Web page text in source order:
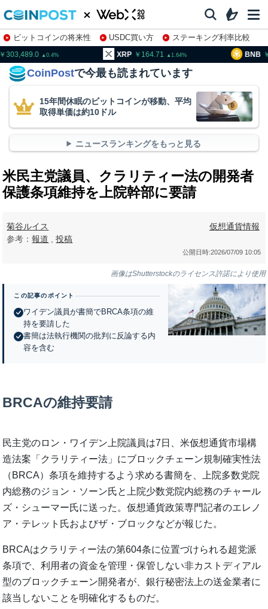
ビットコインの将来性 USDC買い方
ステーキング利率比較
株特集・関連銘柄
0.4 XRP 164.71 1.64 BNB
CoinPostで今最も読まれています
15年間休眠のビットコインが移動、平均
取得単価は約10ドル
ニュースランキングをもっと見る
米民主党議員、クラリティー法の開発者
保護条項維持を上院幹部に要請
菊谷ルイス
参考：報道 ,投稿
仮想通貨情報
公開日時:2026/07/09 10:05
画像はShutterstockのライセンス許諾により使用
この記事のポイント
ワイデン議員が書簡でBRCA条項の維
持を要請した
書簡は法執行機関の批判に反論する内
容を含む
BRCAの維持要請
民主党のロン・ワイデン上院議員は7日、米仮想通貨市場構
造法案「クラリティー法」にブロックチェーン規制確実性法
（BRCA）条項を維持するよう求める書簡を、上院多数党院
内総務のジョン・ソーン氏と上院少数党院内総務のチャール
ズ・シューマー氏に送った。仮想通貨政策専門記者のエレノ
ア・テレット氏およびザ・ブロックなどが報じた。
BRCAはクラリティー法の第604条に位置づけられる超党派
条項で、利用者の資金を管理・保管しない非カストディアル
型のブロックチェーン開発者が、銀行秘密法上の送金業者に
該当しないことを明確化するものだ。